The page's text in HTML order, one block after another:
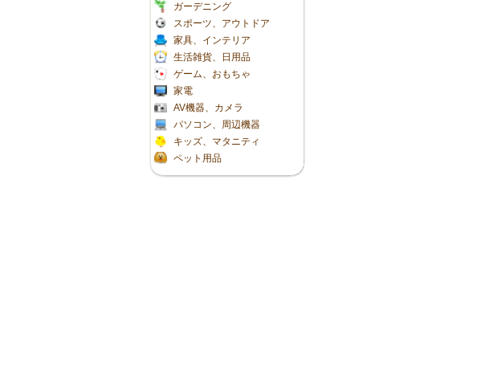
ガーデニング
スポーツ、アウトドア
家具、インテリア
生活雑貨、日用品
ゲーム、おもちゃ
家電
AV機器、カメラ
パソコン、周辺機器
キッズ、マタニティ
ペット用品